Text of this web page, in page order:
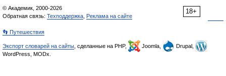
18+
© Академик, 2000-2026
Обратная связь: Техподдержка Реклама на сайте
👣 Путешествия
Экспорт словарей на сайты , сделанные на PHP, Joomla,
Drupal,
WordPress, MODx.